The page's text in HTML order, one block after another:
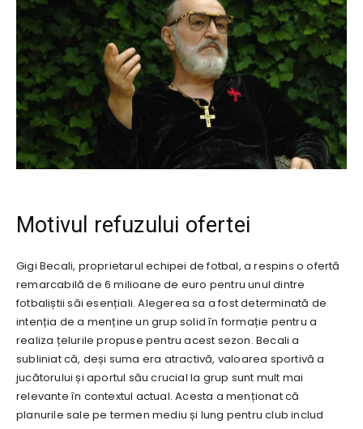
Motivul refuzului ofertei
Gigi Becali, proprietarul echipei de fotbal, a respins o ofertă
remarcabilă de 6 milioane de euro pentru unul dintre
fotbaliștii săi esențiali. Alegerea sa a fost determinată de
intenția de a menține un grup solid în formație pentru a
realiza țelurile propuse pentru acest sezon. Becali a
subliniat că, deși suma era atractivă, valoarea sportivă a
jucătorului și aportul său crucial la grup sunt mult mai
relevante în contextul actual. Acesta a menționat că
planurile sale pe termen mediu și lung pentru club includ